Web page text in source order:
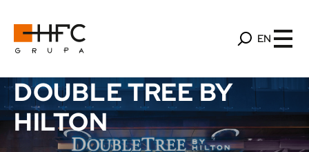
EN
DOUBLE TREE BY
HILTON